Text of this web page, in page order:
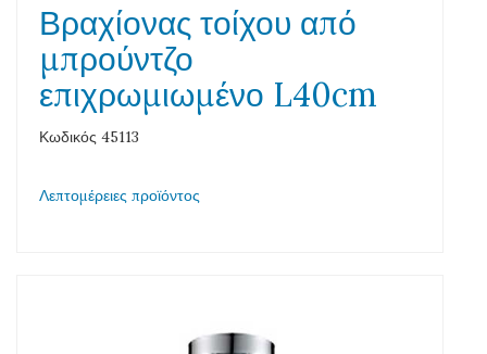
Βραχίονας τοίχου από
μπρούντζο
επιχρωμιωμένο L40cm
Κωδικός 45113
Λεπτομέρειες προϊόντος